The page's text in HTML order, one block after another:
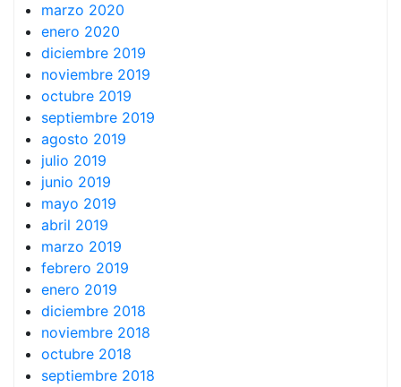
marzo 2020
enero 2020
diciembre 2019
noviembre 2019
octubre 2019
septiembre 2019
agosto 2019
julio 2019
junio 2019
mayo 2019
abril 2019
marzo 2019
febrero 2019
enero 2019
diciembre 2018
noviembre 2018
octubre 2018
septiembre 2018